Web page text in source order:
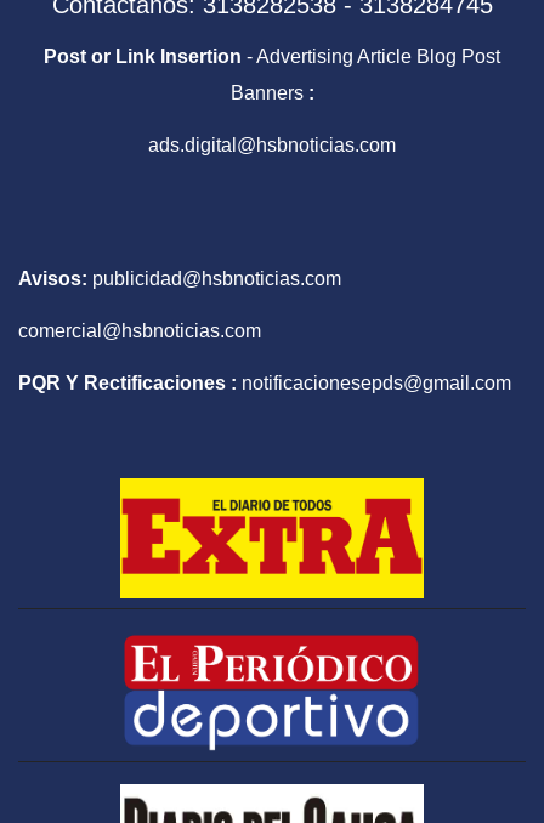
Post or Link Insertion - Advertising Article Blog Post
Banners :
ads.digital@hsbnoticias.com
Avisos: publicidad@hsbnoticias.com
comercial@hsbnoticias.com
PQR Y Rectificaciones : notificacionesepds@gmail.com